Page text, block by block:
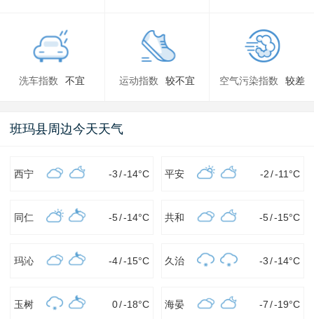
洗车指数 不宜 运动指数 较不宜 空气污染指数 较差
班玛县周边今天天气
西宁 -3/-14°C 平安 -2 /-11 °C
同仁 -5/-14°C 共和 -5/-15°C
玛沁 -4/-15°C 久治 -3 /-14°C
玉树 0/-18°C 海晏 -7 /-19°C